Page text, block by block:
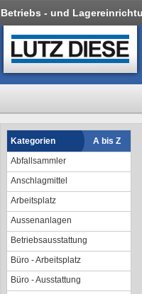
Betriebs - und
Kategorien
A bis Z
Abfallsammler
Anschlagmittel
Arbeitsplatz
Aussenanlagen
Betriebsausstattung
Büro - Arbeitsplatz
Büro - Ausstattung